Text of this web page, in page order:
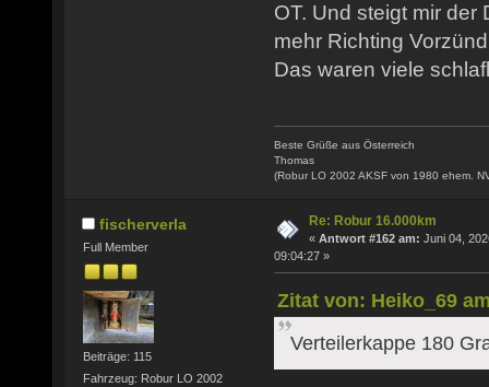
OT. Und steigt mir der
mehr Richting
Das waren viele
Beste Grüße aus Österreich
Thomas
(Robur LO 2002 AKSF von 1980 ehem.
fischerverla
Full Member
Beiträge: 115
Fahrzeug: Robur LO 2002
Re: Robur 16.000km
« Antwort #162 am: Juni 04,
09:04:27 »
Zitat von: Heiko_69
Verteilerkappe 180